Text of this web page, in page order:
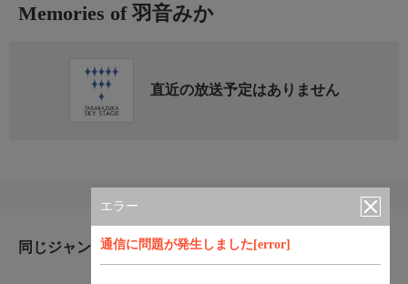
エラー
通信に問題が発生しました[error]
Memories of 羽音みか
直近の放送予定はありません
同じジャンルのおすすめ番組